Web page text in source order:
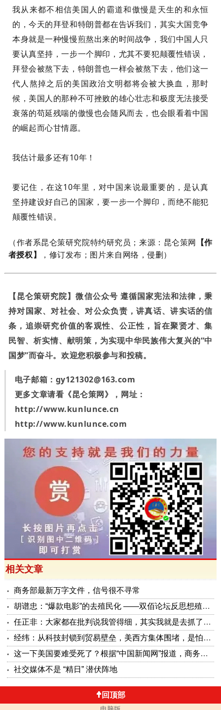
我从来都不相信美国人的霸道和傲慢是天生的和永恒
的，今天的拜登和特朗普都在告诉我们，其实大国竞争
本身就是一种慢慢煎熬出来的时间战争，我们中国人只
要认真坚持，一步一个脚印，尤其不要犯颠覆性错误，
拜登会被熬下去，特朗普也一样会被熬下去，他们这一
代人熬掉之后的美国政治文明都将会被大换血，那时
候，美国人的那种不可挫败的雄心壮志和极度无法接受
衰落的苟延残喘的傲慢也会随风而去，也会眼看着中国
的崛起而心甘情愿。
我估计最多还有10年！
要记住，在这10年里，对中国来说最重要的，是认真
坚持建设好自己的国家，要一步一个脚印，而绝不能犯
颠覆性错误。
（作者系昆仑策研究院特约研究员 ；来源：昆仑策网 【作
者授权】
， 修订发布；图片来自网络，侵删）
【昆仑策研究院】微信公众号 遵循国家宪法和法律，秉
持对国家、对社会、对公众负责，讲真话、讲实话的信
条，追崇研究价值的客观性、公正性，旨在聚贤才、集
民智、析实情、献明策，为实现中华民族伟大复兴的“中
国梦”而奋斗。欢迎您积极参与和投稿。
电子邮箱： gy121302@163.com
更多文章请看《昆仑策网》，网址：
http://www.kunlunce.cn
http://www.kunlunce.com
相关文章
商务部最新万字文件，信号很不寻常
胡谱忠：“爆款电影”的去殖民化 ——双佰论坛反思想殖民系列报告之五
任正非：大家都在批判说我管得细，其实我就是去抓了一些点激活原有政策这潭水
经纬：从科技封锁到贸易壁垒，美西方集体围堵，是怕被砸了金饭碗
这一下美国要难受死了？根据“中国新闻网”报道，商务部公布了5项对美反制措施，可谓是招招击准美国要害！
社交媒体不是 “精日” 潜伏阵地
回顶部